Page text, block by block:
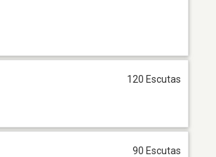
120 Escutas
90 Escutas